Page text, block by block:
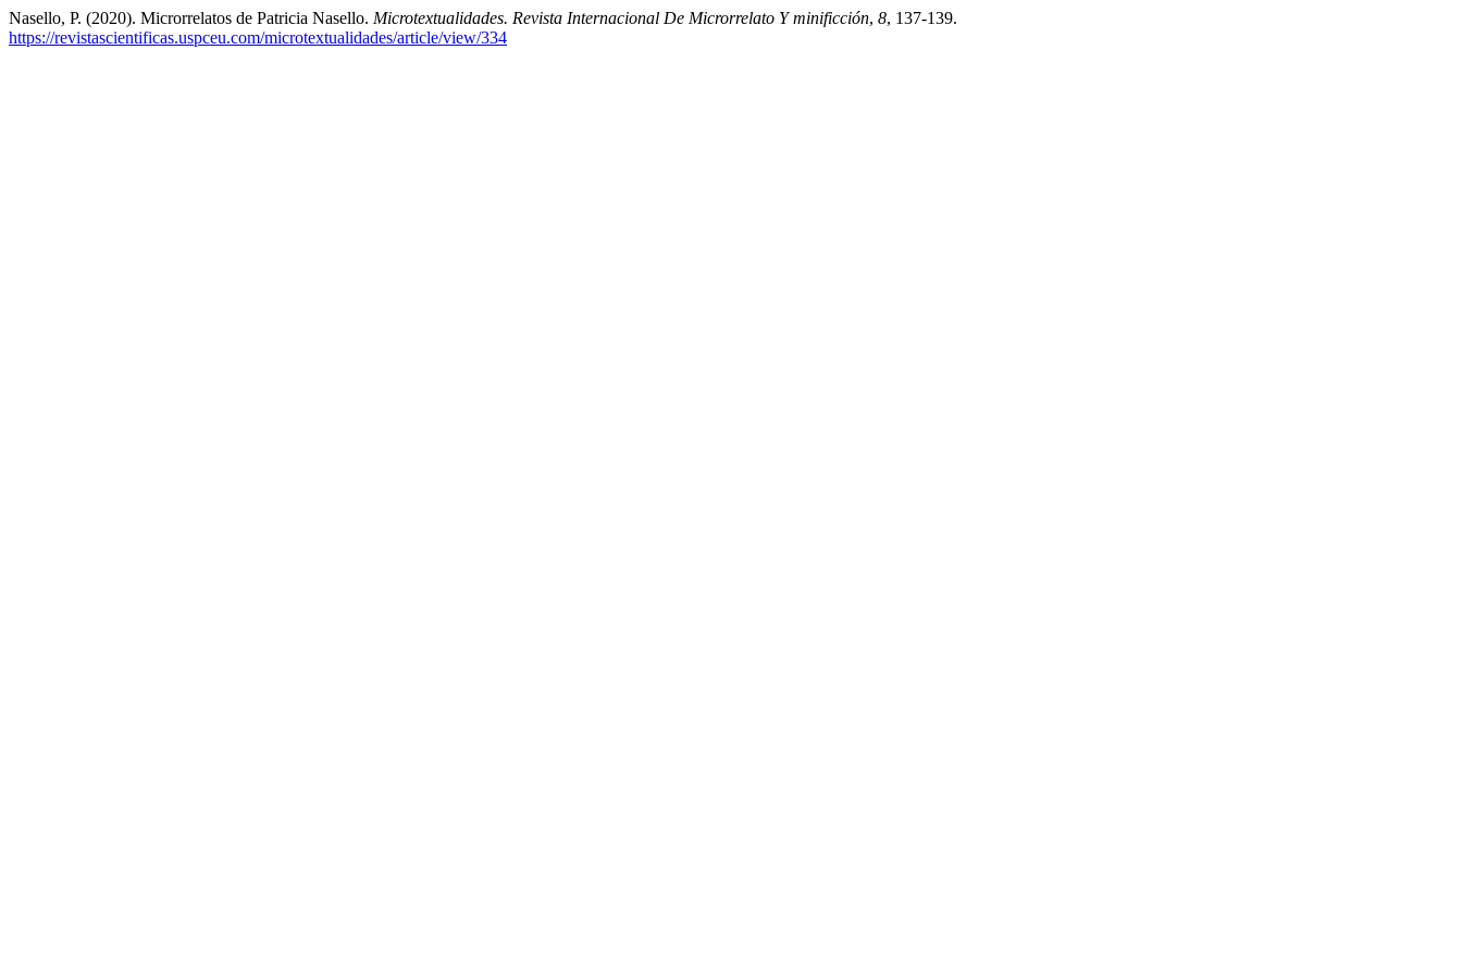
Nasello, P. (2020). Microrrelatos de Patricia Nasello. Microtextualidades. Revista Internacional De Microrrelato Y minificción, 8, 137-139.
https://revistascientificas.uspceu.com/microtextualidades/article/view/334